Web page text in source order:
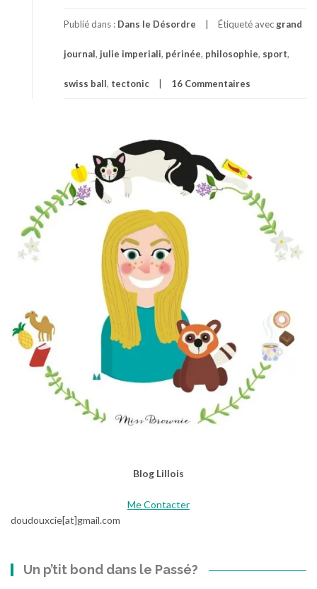
Publié dans : Dans le Désordre Étiqueté avec grand
journal, julie imperiali, périnée, philosophie, sport,
swiss ball, tectonic 16 Commentaires
Blog Lillois
Me Contacter
doudouxcie[at]gmail.com
Un p’tit bond dans le Passé?